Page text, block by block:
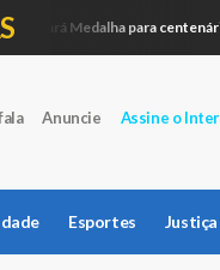
Medalha para centenárias
Anuncie Assine o
Esportes Justiça